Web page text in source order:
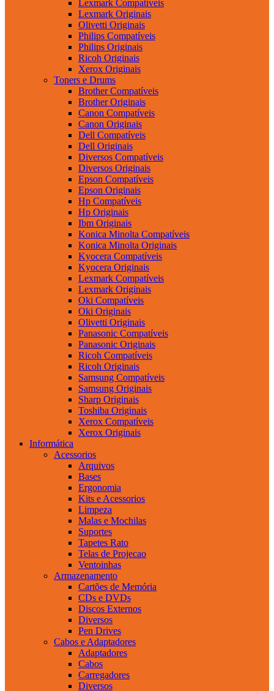
Lexmark Compatíveis
Lexmark Originais
Olivetti Originais
Philips Compatíveis
Philips Originais
Ricoh Originais
Xerox Originais
Toners e Drums
Brother Compatíveis
Brother Originais
Canon Compatíveis
Canon Originais
Dell Compatíveis
Dell Originais
Diversos Compatíveis
Diversos Originais
Epson Compatíveis
Epson Originais
Hp Compatíveis
Hp Originais
Ibm Originais
Konica Minolta Compatíveis
Konica Minolta Originais
Kyocera Compatíveis
Kyocera Originais
Lexmark Compatíveis
Lexmark Originais
Oki Compatíveis
Oki Originais
Olivetti Originais
Panasonic Compatíveis
Panasonic Originais
Ricoh Compatíveis
Ricoh Originais
Samsung Compatíveis
Samsung Originais
Sharp Originais
Toshiba Originais
Xerox Compatíveis
Xerox Originais
Informática
Acessorios
Arquivos
Bases
Ergonomia
Kits e Acessorios
Limpeza
Malas e Mochilas
Suportes
Tapetes Rato
Telas de Projecao
Ventoinhas
Armazenamento
Cartões de Memória
CDs e DVDs
Discos Externos
Diversos
Pen Drives
Cabos e Adaptadores
Adaptadores
Cabos
Carregadores
Diversos